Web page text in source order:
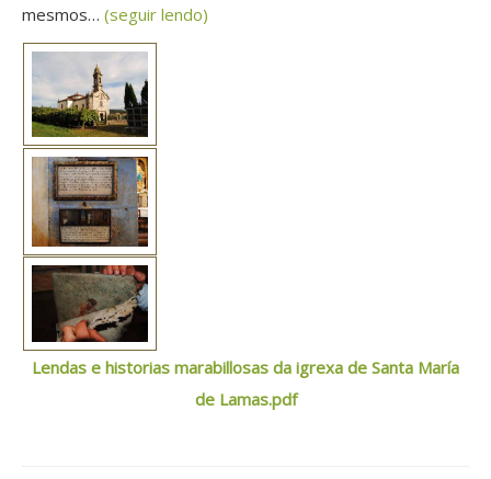
mesmos… (seguir lendo)
Lendas e historias marabillosas da igrexa de Santa María
de Lamas.pdf